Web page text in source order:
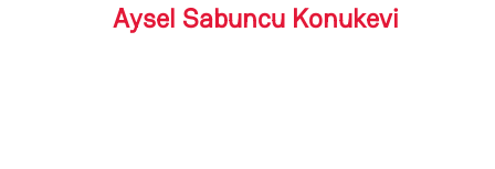
Aysel Sabuncu Konukevi